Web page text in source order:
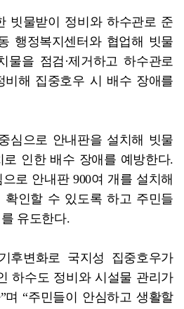
빗물받이 정비와 하수관로 준
행정복지센터와 협업해 빗물
물을 점검·제거하고 하수관로
비해 집중호우 시 배수 장애를
심으로 안내판을 설치해 빗물
인한 배수 장애를 예방한다.
로 안내판 900여 개를 설치해
확인할 수 있도록 하고 주민들
유도한다.
후변화로 국지성 집중호우가
하수도 정비와 시설물 관리가
며 “주민들이 안심하고 생활할